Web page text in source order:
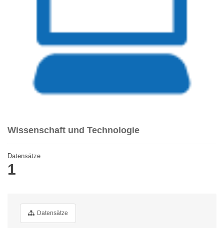
Wissenschaft und Technologie
Datensätze
1
Datensätze